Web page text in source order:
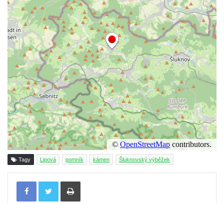
Socha Jana Valeria Jirsíka u Černé věže v
Českých Budějovicích
Socha Krista klesajícího pod křížem u
kostela svatého Mikuláše v Českých
Budějovicích
Socha svatého Jana Nepomuckého u
kostela svaté Rodiny v Českých
Budějovicích
Socha S tebou v parku na Senovážném
náměstí v Českých Budějovicích
Socha Tornádo v parku na Senovážném
náměstí v Českých Budějovicích
Českých Budějovicích
Tagy Lipová pomník kámen Šluknovský výběžek
Tisknout